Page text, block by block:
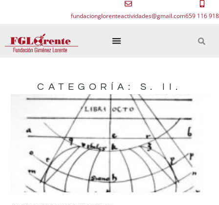
fundacionglorenteactividades@gmail.com659 116 918
CATEGORÍA: S. II.